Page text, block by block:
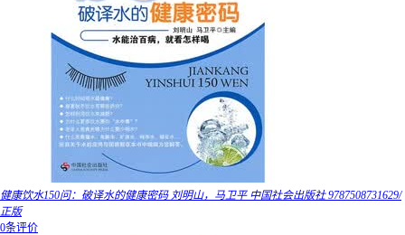
健康饮水150问：破译水的健康密码 刘明山，马卫平 中国社会出版社 9787508731629/
正版
0条评价